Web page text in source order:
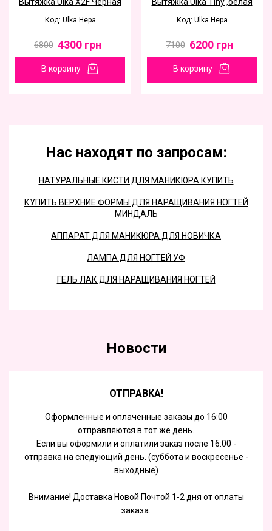
Код: Ülka Hepa
6800 4300 грн
В корзину
Код: Ülka Hepa
7100 6200 грн
В корзину
Нас находят по запросам:
НАТУРАЛЬНЫЕ КИСТИ ДЛЯ МАНИКЮРА КУПИТЬ
КУПИТЬ ВЕРХНИЕ ФОРМЫ ДЛЯ НАРАЩИВАНИЯ НОГТЕЙ
МИНДАЛЬ
АППАРАТ ДЛЯ МАНИКЮРА ДЛЯ НОВИЧКА
ЛАМПА ДЛЯ НОГТЕЙ УФ
ГЕЛЬ ЛАК ДЛЯ НАРАЩИВАНИЯ НОГТЕЙ
Новости
ОТПРАВКА!
Оформленные и оплаченные заказы до 16:00
отправляются в тот же день.
Если вы оформили и оплатили заказ после 16:00 -
отправка на следующий день. (суббота и воскресенье -
выходные)
Внимание! Доставка Новой Почтой 1-2 дня от оплаты
заказа.